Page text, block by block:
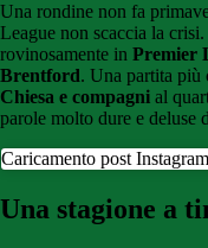
Una rondine non fa
League non scaccia la
rovinosamente in Premier
Brentford. Una partita più
Chiesa e compagni al
parole molto dure e deluse
Caricamento post
Una stagione a